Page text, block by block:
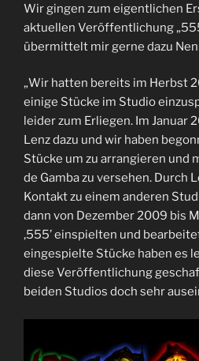
Wir gingen zum eigentlichen
aktuellen Veröffentlichung
übermittelt mir gerne dazu
„Wir hatten bereits im Herbst
einige Stücke im Studio
leider zum Erliegen. Im Januar
Lenz dazu und wir haben
Stücke um zu arrangieren und
de Gamba zu versehen. Durch
Kontakt zu einem anderen
dann von Dezember 2009 bis
‚555’ einspielten und
eingespielte Stücke haben es
diese Veröffentlichung
beiden Studios doch sehr